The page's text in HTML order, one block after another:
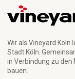
Wir als Vineyard Köln
Stadt Köln.
in Verbindung zu den
bauen.